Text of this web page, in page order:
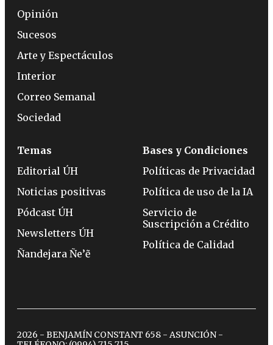
Opinión
Sucesos
Arte y Espectáculos
Interior
Correo Semanal
Sociedad
Temas
Editorial ÚH
Noticias positivas
Pódcast ÚH
Newsletters ÚH
Ñandejara Ñe’ẽ
Bases y Condiciones
Políticas de Privacidad
Política de uso de la IA
Servicio de
Suscripción a Crédito
Política de Calidad
2026 - BENJAMÍN CONSTANT 658 - ASUNCIÓN -